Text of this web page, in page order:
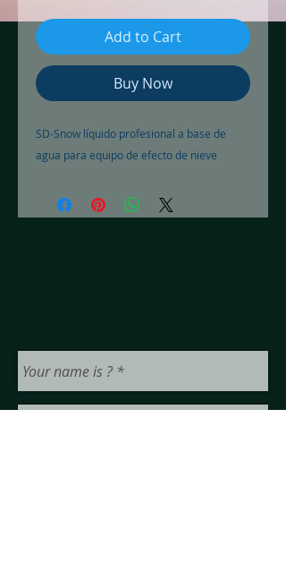
Add to Cart
Buy Now
SD-Snow líquido profesional a base de
agua para equipo de efecto de nieve